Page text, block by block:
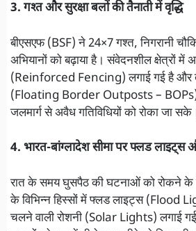
3. गश्त और सुरक्षा बलों की तैनाती में वृद्धि
बीएसएफ (BSF) ने 24×7 गश्त, निगरानी
अभियानों को बढ़ाया है। संवेदनशील क्षेत्रों में
(Reinforced Fencing) लगाई गई है और
(Floating Border Outposts – BOPs)
जलमार्ग से अवैध गतिविधियों को रोका जा
4. भारत-बांग्लादेश सीमा पर फ्लड लाइट्स
रात के समय घुसपैठ की घटनाओं को रोकने के
के विभिन्न हिस्सों में फ्लड लाइट्स (Flood
चलने वाली रोशनी (Solar Lights) लगाई